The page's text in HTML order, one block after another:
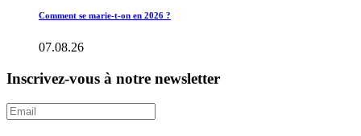
Comment se marie-t-on en 2026 ?
07.08.26
Inscrivez-vous à notre newsletter